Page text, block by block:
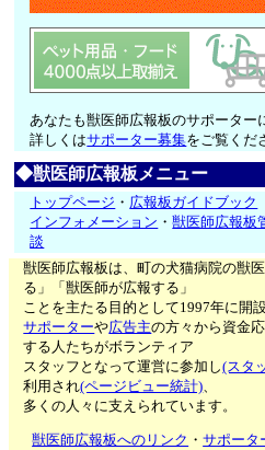
あなたも獣医師広報板のサポーター
詳しくはサポーター募集をご覧くだ
◆獣医師広報板メニュー
トップページ ・ 広報板ガイドブック
インフォメーション ・獣医師広報板
談
獣医師広報板は、町の犬猫病院の獣
る」「獣医師が広報する」
ことを主たる目的として1997年に開
サポーターや広告主の方々から資金
する人たちがボランティア
スタッフとなって運営に参加し(スタ
利用され(ページビュー統計)、
多くの人々に支えられています。
獣医師広報板へのリンク ・サポータ